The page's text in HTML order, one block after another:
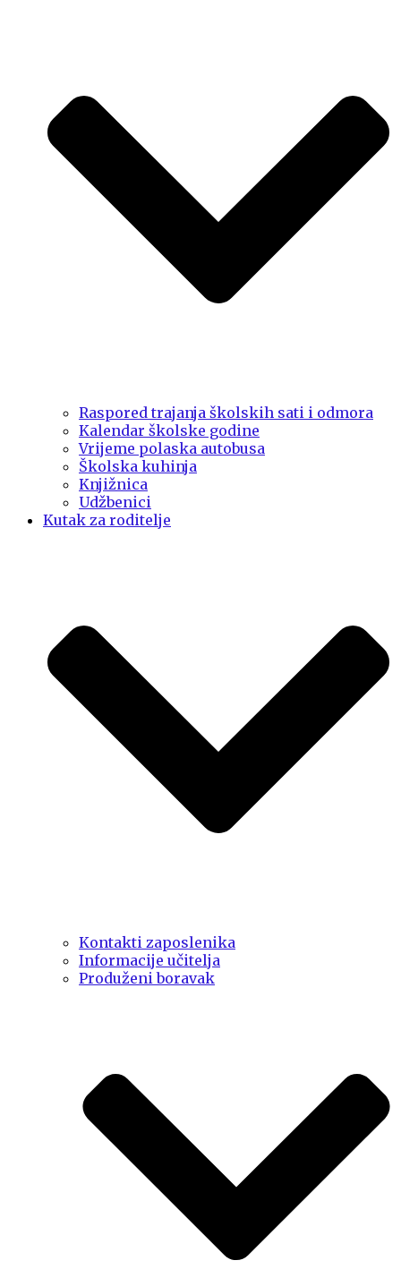
Raspored trajanja školskih sati i odmora
Kalendar školske godine
Vrijeme polaska autobusa
Školska kuhinja
Knjižnica
Udžbenici
Kutak za roditelje
Kontakti zaposlenika
Informacije učitelja
Produženi boravak